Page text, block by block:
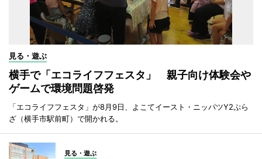
見る・遊ぶ
横手で「エコライフフェスタ」 親子向け体験会や
ゲームで環境問題啓発
「エコライフフェスタ」が8月9日、よこてイースト・ニッパツY2ぷら
ざ（横手市駅前町）で開かれる。
見る・遊ぶ